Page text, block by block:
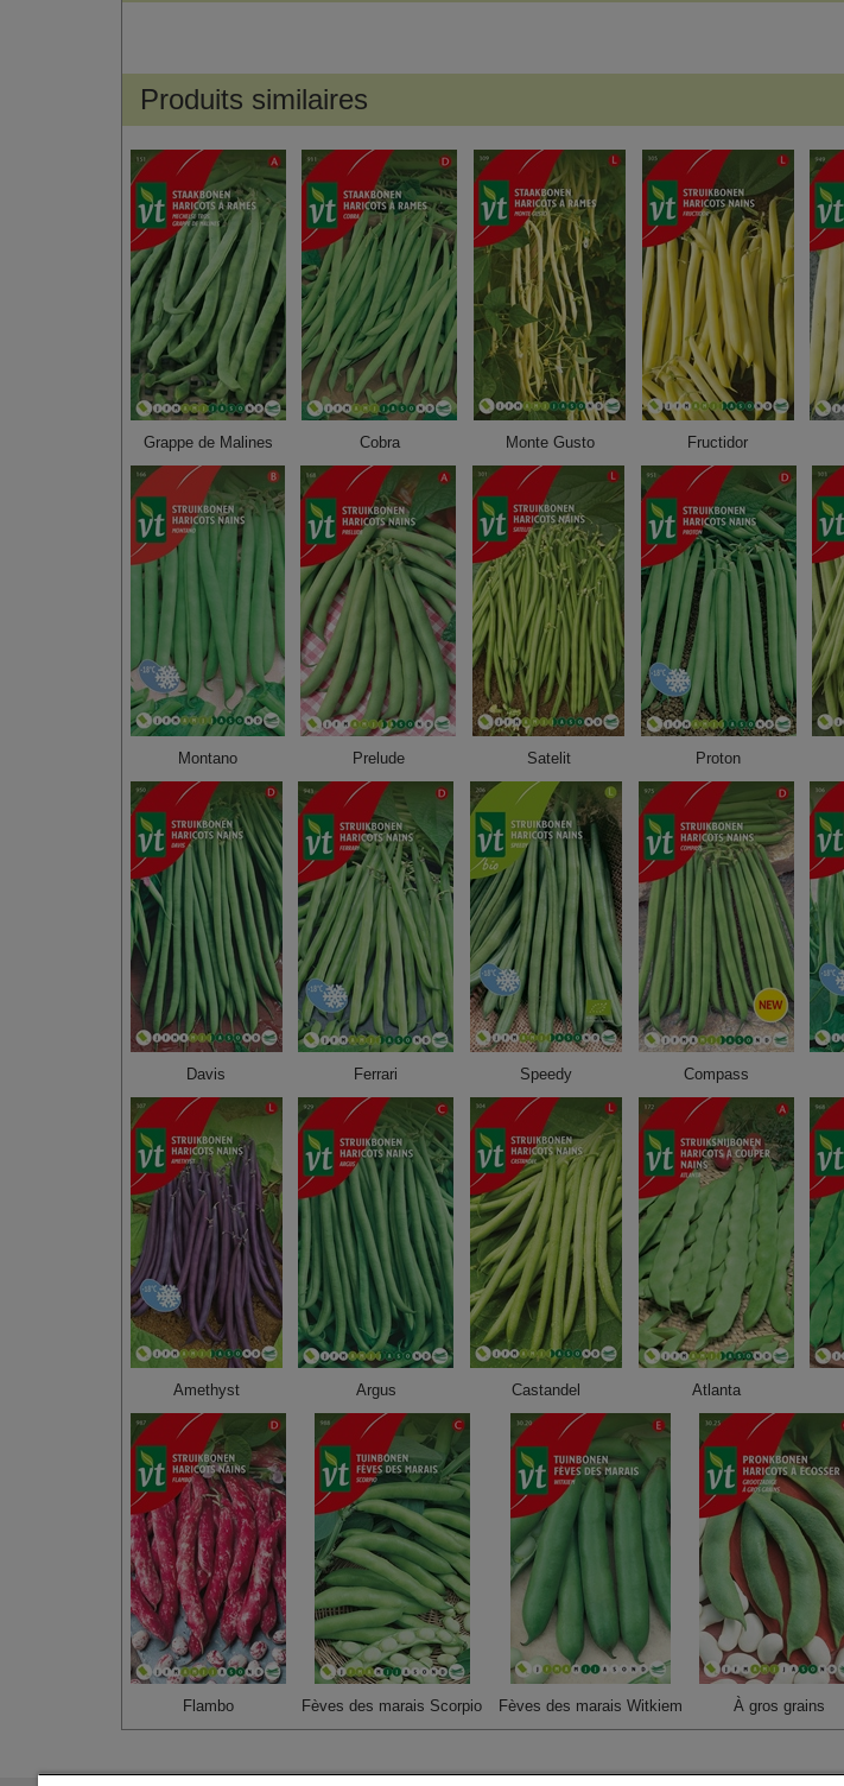
Produits similaires
Grappe de Malines Cobra Monte Gusto Fructidor
Montano Prelude Satelit Proton
Davis Ferrari Speedy Compass
Amethyst Argus Castandel Atlanta
Flambo Fèves des marais Scorpio Fèves des marais Witkiem À gros grains